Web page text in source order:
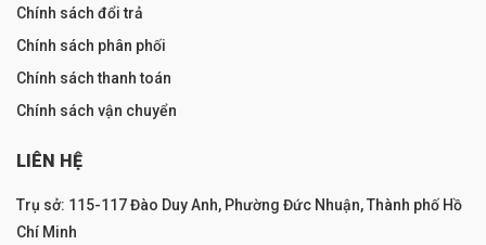
Chính sách đổi trả
Chính sách phân phối
Chính sách thanh toán
Chính sách vận chuyển
LIÊN HỆ
Trụ sở: 115-117 Đào Duy Anh, Phường Đức Nhuận, Thành phố Hồ
Chí Minh